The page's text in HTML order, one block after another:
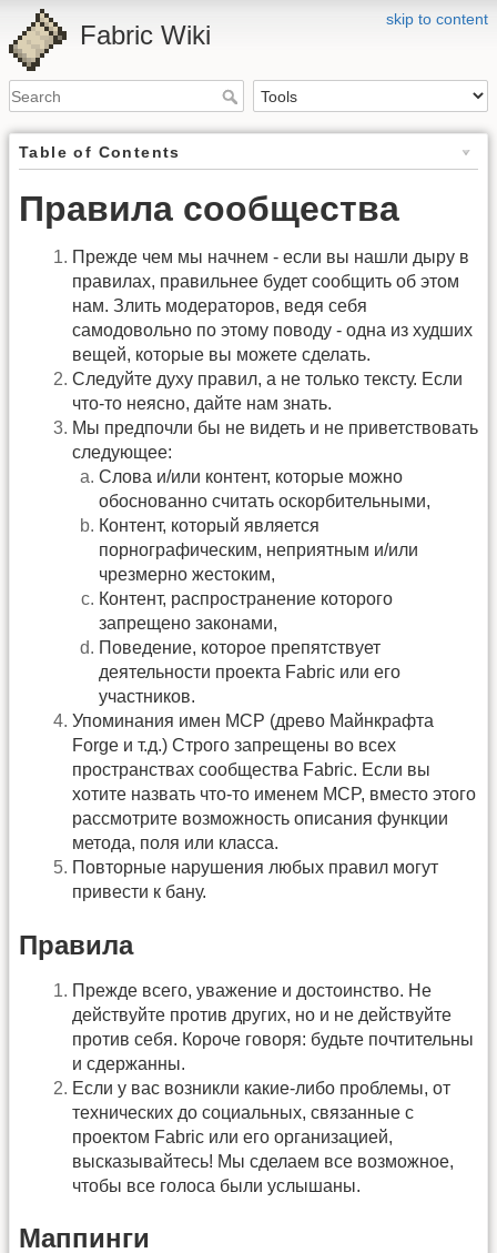
skip to content
Fabric Wiki
Table of Contents
Правила сообщества
Прежде чем мы начнем - если вы нашли дыру в
правилах, правильнее будет сообщить об этом
нам. Злить модераторов, ведя себя
самодовольно по этому поводу - одна из худших
вещей, которые вы можете сделать.
Следуйте духу правил, а не только тексту. Если
что-то неясно, дайте нам знать.
Мы предпочли бы не видеть и не приветствовать
следующее:
Слова и/или контент, которые можно
обоснованно считать оскорбительными,
Контент, который является
порнографическим, неприятным и/или
чрезмерно жестоким,
Контент, распространение которого
запрещено законами,
Поведение, которое препятствует
деятельности проекта Fabric или его
участников.
Упоминания имен MCP (древо Майнкрафта
Forge и т.д.) Строго запрещены во всех
пространствах сообщества Fabric. Если вы
хотите назвать что-то именем MCP, вместо этого
рассмотрите возможность описания функции
метода, поля или класса.
Повторные нарушения любых правил могут
привести к бану.
Правила
Прежде всего, уважение и достоинство. Не
действуйте против других, но и не действуйте
против себя. Короче говоря: будьте почтительны
и сдержанны.
Если у вас возникли какие-либо проблемы, от
технических до социальных, связанные с
проектом Fabric или его организацией,
высказывайтесь! Мы сделаем все возможное,
чтобы все голоса были услышаны.
Маппинги